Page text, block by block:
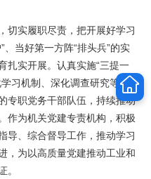
切实履职尽责，把开展好学习
当好第一方阵“排头兵”的实
扎实开展。认真实施“三提一
习机制、深化调查研究等举
专职党务干部队伍，持续推动
作为机关党建专责机构，积极
导、综合督导工作，推动学习
，为以高质量党建推动工业和
。